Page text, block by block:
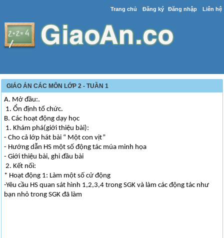
Trang chủ Đăng ký Đăng nhập Liên hệ
GIÁO ÁN CÁC MÔN LỚP 2 - TUẦN 1
A. Mở đầu:.
1. Ổn định tổ chức.
B. Các hoạt động dạy học
1. Khám phá(giới thiệu bài):
- Cho cả lớp hát bài “ Một con vịt”
- Hướng dẫn HS một số động tác múa minh họa
- Giới thiệu bài, ghi đầu bài
2. Kết nối:
* Hoạt động 1: Làm một số cử động
-Yêu cầu HS quan sát hình 1,2,3,4 trong SGK và làm các động tác như
bạn nhỏ trong SGK đã làm